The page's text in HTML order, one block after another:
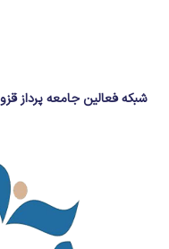
شبکه فعالین جامعه پرداز